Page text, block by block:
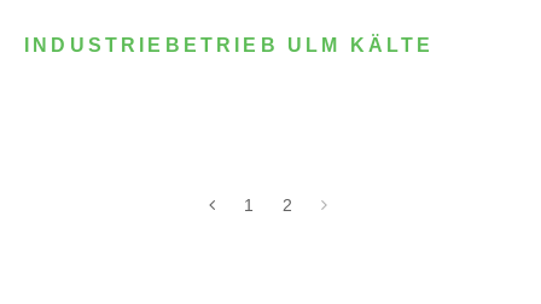
INDUSTRIEBETRIEB ULM KÄLTE
1 2